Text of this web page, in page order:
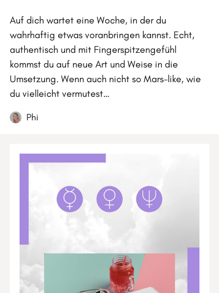
Auf dich wartet eine Woche, in der du
wahrhaftig etwas voranbringen kannst. Echt,
authentisch und mit Fingerspitzengefühl
kommst du auf neue Art und Weise in die
Umsetzung. Wenn auch nicht so Mars-like, wie
du vielleicht vermutest…
Phi